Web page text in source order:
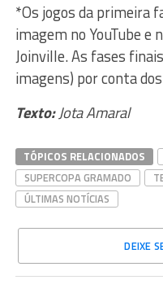
*Os jogos da primeira
imagem no YouTube e
Joinville. As fases
imagens) por conta
Texto:Jota Amaral
TÓPICOS RELACIONADOS
SUPERCOPA GRAMADO
ÚLTIMAS NOTÍCIAS
DEIXE